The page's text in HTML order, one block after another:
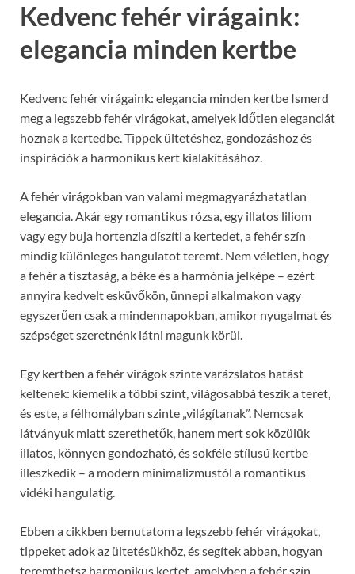
Kedvenc fehér virágaink:
elegancia minden kertbe
Kedvenc fehér virágaink: elegancia minden kertbe Ismerd
meg a legszebb fehér virágokat, amelyek időtlen eleganciát
hoznak a kertedbe. Tippek ültetéshez, gondozáshoz és
inspirációk a harmonikus kert kialakításához.
A fehér virágokban van valami megmagyarázhatatlan
elegancia. Akár egy romantikus rózsa, egy illatos liliom
vagy egy buja hortenzia díszíti a kertedet, a fehér szín
mindig különleges hangulatot teremt. Nem véletlen, hogy
a fehér a tisztaság, a béke és a harmónia jelképe – ezért
annyira kedvelt esküvőkön, ünnepi alkalmakon vagy
egyszerűen csak a mindennapokban, amikor nyugalmat és
szépséget szeretnénk látni magunk körül.
Egy kertben a fehér virágok szinte varázslatos hatást
keltenek: kiemelik a többi színt, világosabbá teszik a teret,
és este, a félhomályban szinte „világítanak”. Nemcsak
látványuk miatt szerethetők, hanem mert sok közülük
illatos, könnyen gondozható, és sokféle stílusú kertbe
illeszkedik – a modern minimalizmustól a romantikus
vidéki hangulatig.
Ebben a cikkben bemutatom a legszebb fehér virágokat,
tippeket adok az ültetésükhöz, és segítek abban, hogyan
teremthetsz harmonikus kertet, amelyben a fehér szín